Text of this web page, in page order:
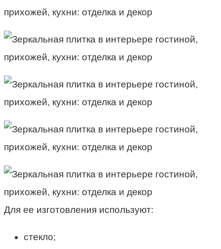
Для ее изготовления используют:
стекло;